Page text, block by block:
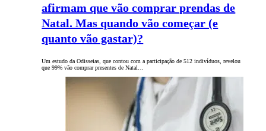
afirmam que vão comprar prendas de
Natal. Mas quando vão começar (e
quanto vão gastar)?
Um estudo da Odisseias, que contou com a participação de 512 indivíduos, revelou
que 99% vão comprar presentes de Natal…